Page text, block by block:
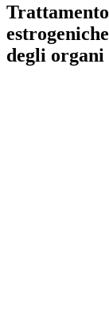
degli organi